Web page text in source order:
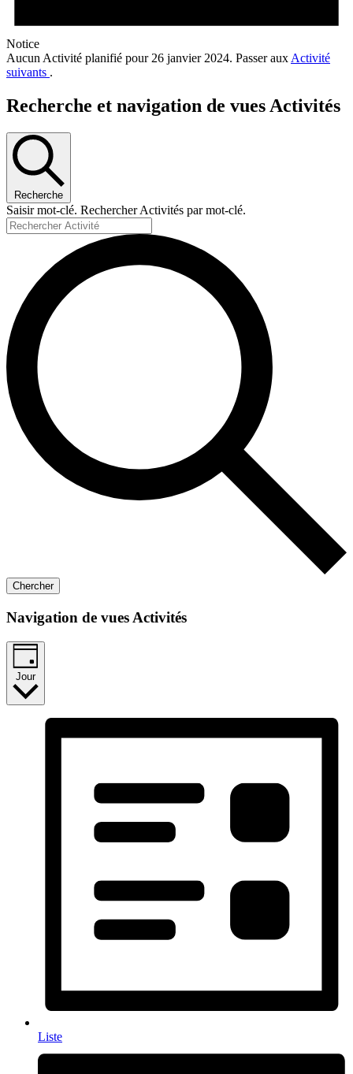
Notice
Aucun Activité planifié pour 26 janvier 2024. Passer aux Activité
suivants .
Recherche et navigation de vues Activités
Recherche
Saisir mot-clé. Rechercher Activités par mot-clé.
Chercher
Navigation de vues Activités
Jour
Liste